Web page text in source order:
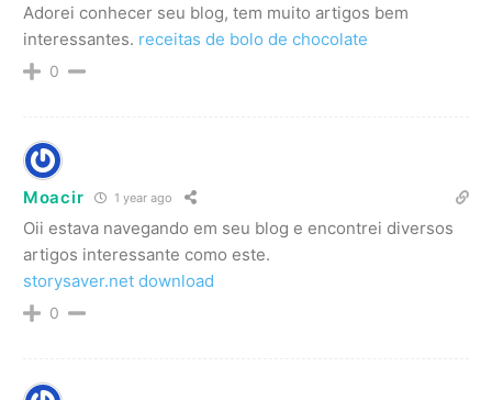
Adorei conhecer seu blog, tem muito artigos bem
interessantes. receitas de bolo de chocolate
0
Moacir 1 year ago
Oii estava navegando em seu blog e encontrei diversos
artigos interessante como este.
storysaver.net download
0